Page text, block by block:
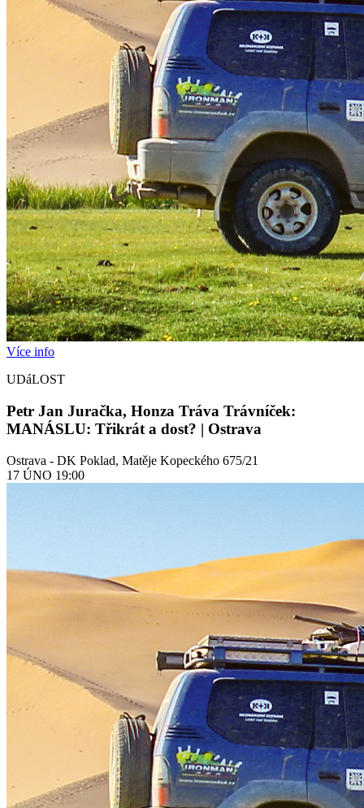
Více info
UDáLOST
Petr Jan Juračka, Honza Tráva Trávníček:
MANÁSLU: Třikrát a dost? | Ostrava
Ostrava - DK Poklad, Matěje Kopeckého 675/21
17 ÚNO 19:00